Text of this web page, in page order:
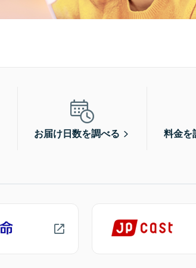
お届け日数を調べる 料金を